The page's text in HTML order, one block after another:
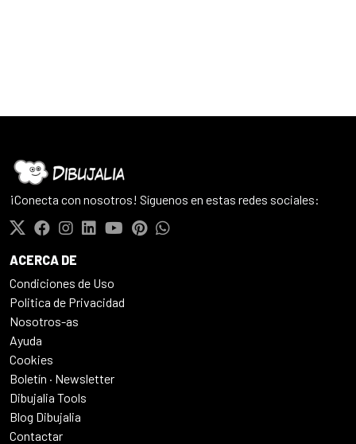
¡Conecta con nosotros! Síguenos en estas redes sociales:
ACERCA DE
Condiciones de Uso
Politica de Privacidad
Nosotros-as
Ayuda
Cookies
Boletín · Newsletter
Dibujalia Tools
Blog Dibujalia
Contactar